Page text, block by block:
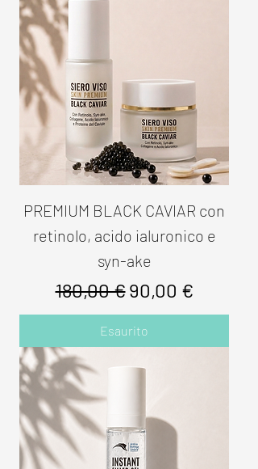
PREMIUM BLACK CAVIAR con
retinolo, acido ialuronico e
syn-ake
Prezzo regolare
180,00 €Prezzo scontato
90,00 €
Esaurito